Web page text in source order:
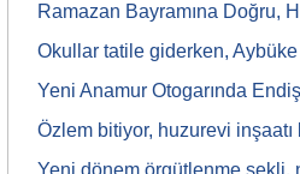
Ramazan Bayramına Doğru,
Okullar tatile giderken,
Yeni Anamur Otogarında
Özlem bitiyor, huzurevi
Yeni dönem örgütlenme şekli,